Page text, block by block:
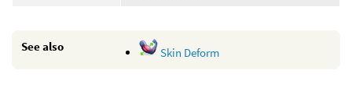
See also Skin Deform